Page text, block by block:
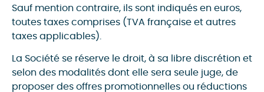
Sauf mention contraire, ils sont indiqués en euros,
toutes taxes comprises (TVA française et autres
taxes applicables).
La Société se réserve le droit, à sa libre discrétion et
selon des modalités dont elle sera seule juge, de
proposer des offres promotionnelles ou réductions